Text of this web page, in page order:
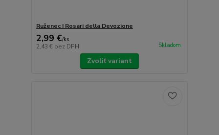
Ruženec I Rosari della Devozione
2,99 €/ks
2,43 € bez DPH Skladom
Zvoliť variant